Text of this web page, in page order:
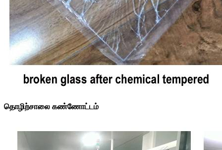
தொழிற்சாலை கண்ணோட்டம்